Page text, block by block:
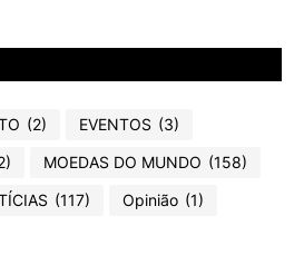
(2) EVENTOS (3)
MOEDAS DO MUNDO (158)
(117) Opinião (1)